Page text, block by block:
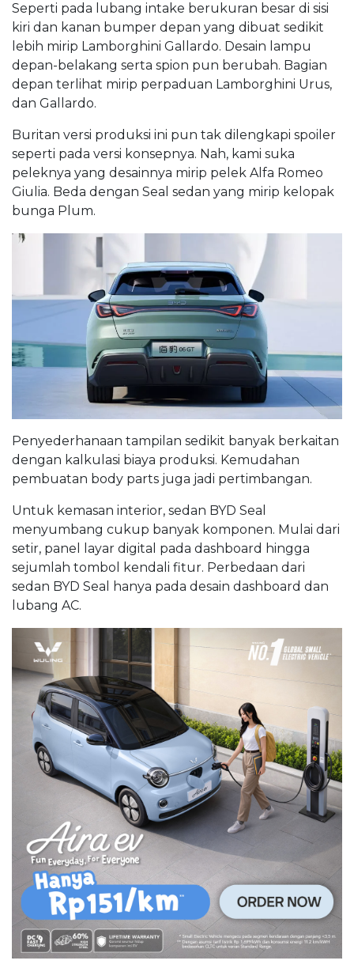
Seperti pada lubang intake berukuran besar di sisi
kiri dan kanan bumper depan yang dibuat sedikit
lebih mirip Lamborghini Gallardo. Desain lampu
depan-belakang serta spion pun berubah. Bagian
depan terlihat mirip perpaduan Lamborghini Urus,
dan Gallardo.
Buritan versi produksi ini pun tak dilengkapi spoiler
seperti pada versi konsepnya. Nah, kami suka
peleknya yang desainnya mirip pelek Alfa Romeo
Giulia. Beda dengan Seal sedan yang mirip kelopak
bunga Plum.
Penyederhanaan tampilan sedikit banyak berkaitan
dengan kalkulasi biaya produksi. Kemudahan
pembuatan body parts juga jadi pertimbangan.
Untuk kemasan interior, sedan BYD Seal
menyumbang cukup banyak komponen. Mulai dari
setir, panel layar digital pada dashboard hingga
sejumlah tombol kendali fitur. Perbedaan dari
sedan BYD Seal hanya pada desain dashboard dan
lubang AC.